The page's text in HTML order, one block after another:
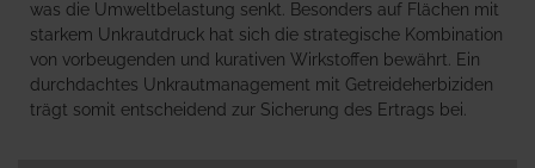
was die Umweltbelastung senkt. Besonders auf Flächen mit
starkem Unkrautdruck hat sich die strategische Kombination
von vorbeugenden und kurativen Wirkstoffen bewährt. Ein
durchdachtes Unkrautmanagement mit Getreideherbiziden
trägt somit entscheidend zur Sicherung des Ertrags bei.